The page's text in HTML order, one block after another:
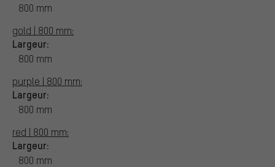
800 mm
gold | 800 mm:
Largeur:
800 mm
purple | 800 mm:
Largeur:
800 mm
red | 800 mm:
Largeur:
800 mm